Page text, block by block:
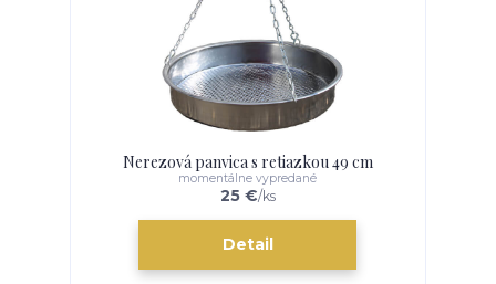
Nerezová panvica s retiazkou 49 cm
25 €/ks
momentálne vypredané
Detail